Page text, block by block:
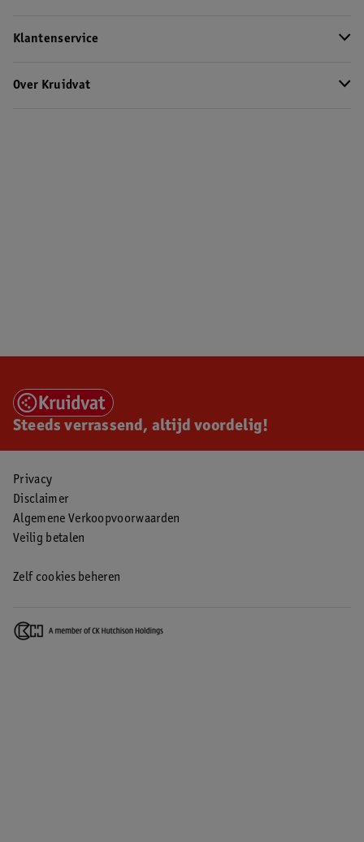
Klantenservice
Over Kruidvat
Steeds verrassend, altijd voordelig!
Privacy
Disclaimer
Algemene Verkoopvoorwaarden
Veilig betalen
Zelf cookies beheren